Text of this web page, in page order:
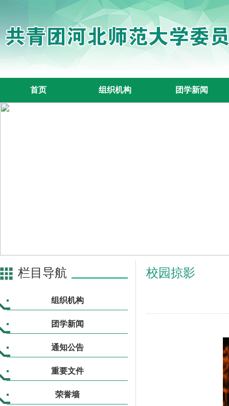
首页 组织机构 团学新闻
栏目导航
组织机构
团学新闻
通知公告
重要文件
荣誉墙
校园掠影